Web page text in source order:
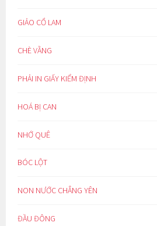
GIẢO CỔ LAM
CHÈ VẰNG
PHẢI IN GIẤY KIỂM ĐỊNH
HOÁ BỊ CAN
NHỚ QUÊ
BÓC LỘT
NON NƯỚC CHẲNG YÊN
ĐẦU ĐÔNG